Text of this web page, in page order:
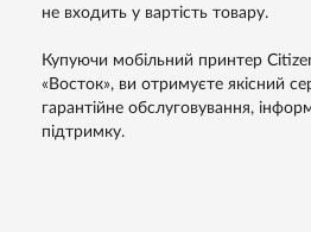
не входить у вартість товару.
Купуючи мобільний принтер
«Восток», ви отримуєте якісний
гарантійне обслуговування,
підтримку.